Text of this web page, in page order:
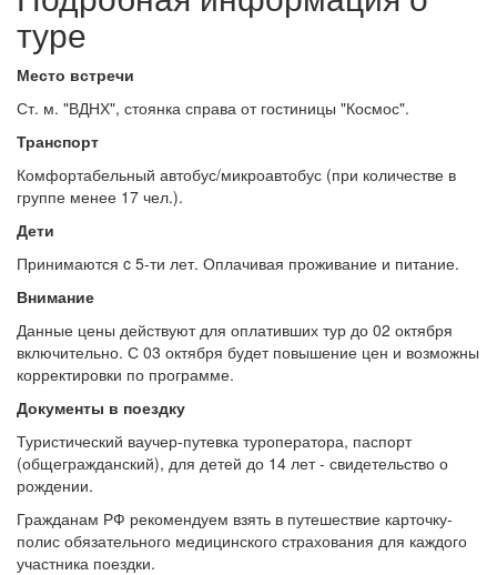
туре
Место встречи
Ст. м. "ВДНХ", стоянка справа от гостиницы "Космос".
Транспорт
Комфортабельный автобус/микроавтобус (при количестве в
группе менее 17 чел.).
Дети
Принимаются c 5-ти лет. Оплачивая проживание и питание.
Внимание
Данные цены действуют для оплативших тур до 02 октября
включительно. С 03 октября будет повышение цен и возможны
корректировки по программе.
Документы в поездку
Туристический ваучер-путевка туроператора, паспорт
(общегражданский), для детей до 14 лет - свидетельство о
рождении.
Гражданам РФ рекомендуем взять в путешествие карточку-
полис обязательного медицинского страхования для каждого
участника поездки.